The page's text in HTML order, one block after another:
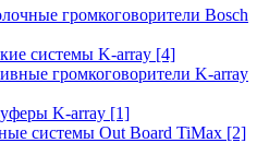
громкоговорители Bosch
системы K-array [4]
громкоговорители K-array
K-array [1]
системы Out Board TiMax [2]